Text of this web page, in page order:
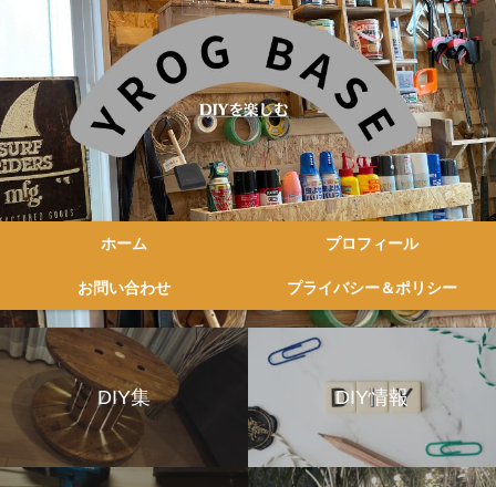
ホーム プロフィール
お問い合わせ プライバシー＆ポリシー
DIY集 DIY情報